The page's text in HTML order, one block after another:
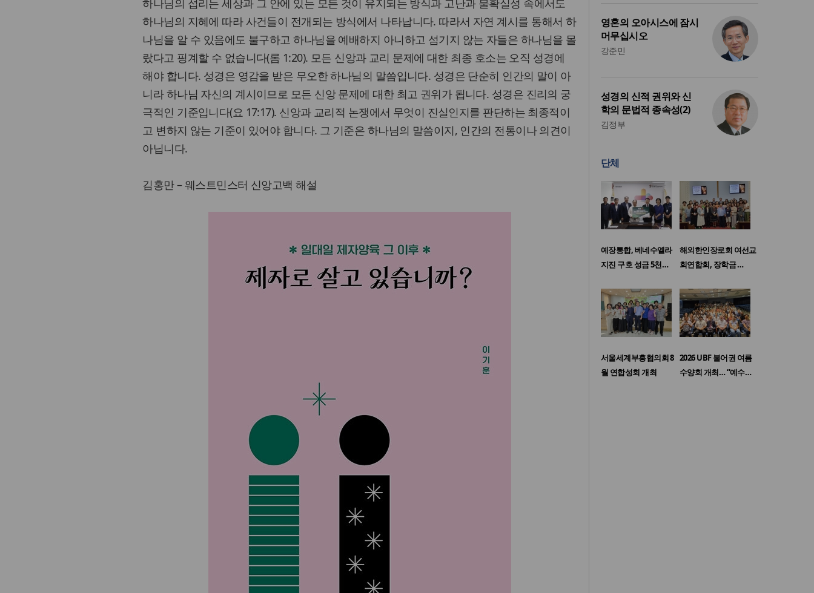
하나님의 섭리는 세상과 그 안에 있는 모든 것이 유지되는 방식과 고난과 불확실성 속에서도
하나님의 지혜에 따라 사건들이 전개되는 방식에서 나타납니다. 따라서 자연 계시를 통해서 하
나님을 알 수 있음에도 불구하고 하나님을 예배하지 아니하고 섬기지 않는 자들은 하나님을 몰
랐다고 핑계할 수 없습니다(롬 1:20). 모든 신앙과 교리 문제에 대한 최종 호소는 오직 성경에
해야 합니다. 성경은 영감을 받은 무오한 하나님의 말씀입니다. 성경은 단순히 인간의 말이 아
니라 하나님 자신의 계시이므로 모든 신앙 문제에 대한 최고 권위가 됩니다. 성경은 진리의 궁
극적인 기준입니다(요 17:17). 신앙과 교리적 논쟁에서 무엇이 진실인지를 판단하는 최종적이
고 변하지 않는 기준이 있어야 합니다. 그 기준은 하나님의 말씀이지, 인간의 전통이나 의견이
아닙니다.
김홍만 – 웨스트민스터 신앙고백 해설
영혼의 오아시스에 잠시
머무십시오
강준민
성경의 신적 권위와 신
학의 문법적 종속성(2)
김정부
단체
예장통합, 베네수엘라
지진 구호 성금 5천…
해외한인장로회 여선교
회연합회, 장학금 …
서울세계부흥협의회 8
월 연합성회 개최
2026 UBF 불어권 여름
수양회 개최… “예수…